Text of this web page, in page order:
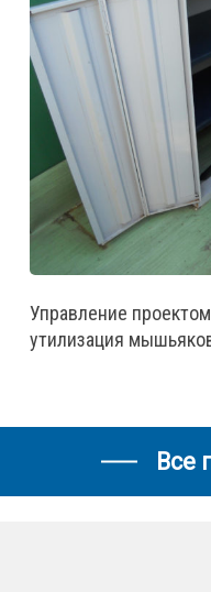
Управление
утилизация
Все